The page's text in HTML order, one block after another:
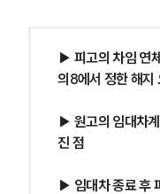
▶ 피고의 차임 연
의8에서 정한 해지
▶ 원고의 임대차
진 점
▶ 임대차 종료 후